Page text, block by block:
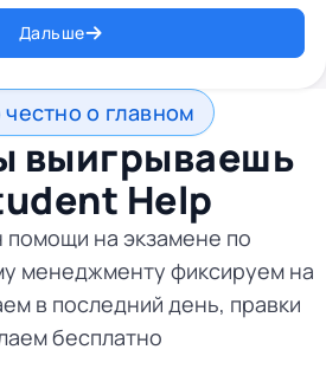
Дальше
честно о главном
выигрываешь
Help
помощи на экзамене по
менеджменту фиксируем на
в последний день, правки
бесплатно